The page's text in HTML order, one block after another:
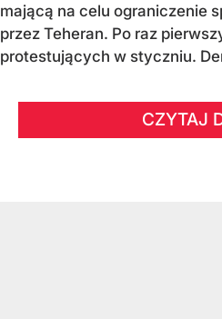
mającą na celu ograniczenie
przez Teheran. Po raz
protestujących w styczniu.
CZYTAJ